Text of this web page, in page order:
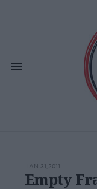
ΙΑΝ 31,2011
Empty